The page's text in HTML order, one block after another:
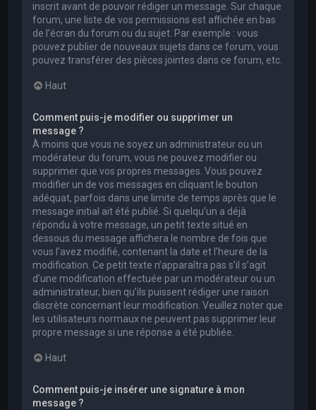
inscrit avant de pouvoir rédiger un message. Sur chaque
forum, une liste de vos permissions est affichée en bas
de l’écran du forum ou du sujet. Par exemple : vous
pouvez publier de nouveaux sujets dans ce forum, vous
pouvez transférer des pièces jointes dans ce forum, etc.
Haut
Comment puis-je modifier ou supprimer un
message ?
À moins que vous ne soyez un administrateur ou un
modérateur du forum, vous ne pouvez modifier ou
supprimer que vos propres messages. Vous pouvez
modifier un de vos messages en cliquant le bouton
adéquat, parfois dans une limite de temps après que le
message initial ait été publié. Si quelqu’un a déjà
répondu à votre message, un petit texte situé en
dessous du message affichera le nombre de fois que
vous l’avez modifié, contenant la date et l’heure de la
modification. Ce petit texte n’apparaîtra pas s’il s’agit
d’une modification effectuée par un modérateur ou un
administrateur, bien qu’ils puissent rédiger une raison
discrète concernant leur modification. Veuillez noter que
les utilisateurs normaux ne peuvent pas supprimer leur
propre message si une réponse a été publiée.
Haut
Comment puis-je insérer une signature à mon
message ?